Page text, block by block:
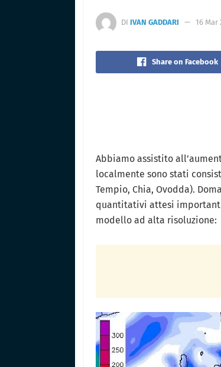
DI IVAN GADDARI 16 Mar
Share on Facebook
Abbiamo assistito
localmente sono stati
Tempio, Chia, Ovodda).
quantitativi attesi
modello ad alta risoluzione: